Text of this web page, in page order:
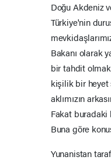
Doğu Akdeniz
Türkiye'nin
Bakanı olarak
bir tahdit
kişilik bir heyet
aklımızın
Fakat
Buna göre
Yunanistan